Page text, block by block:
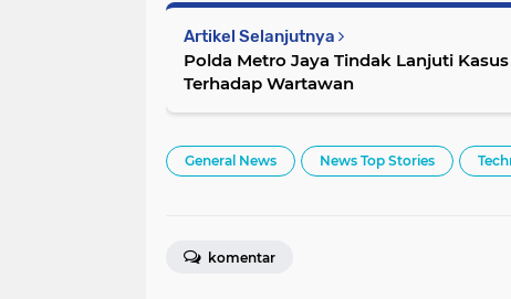
Artikel Selanjutnya
Polda Metro Jaya Tindak Lanjuti
Terhadap Wartawan
General News News Top Stories
komentar